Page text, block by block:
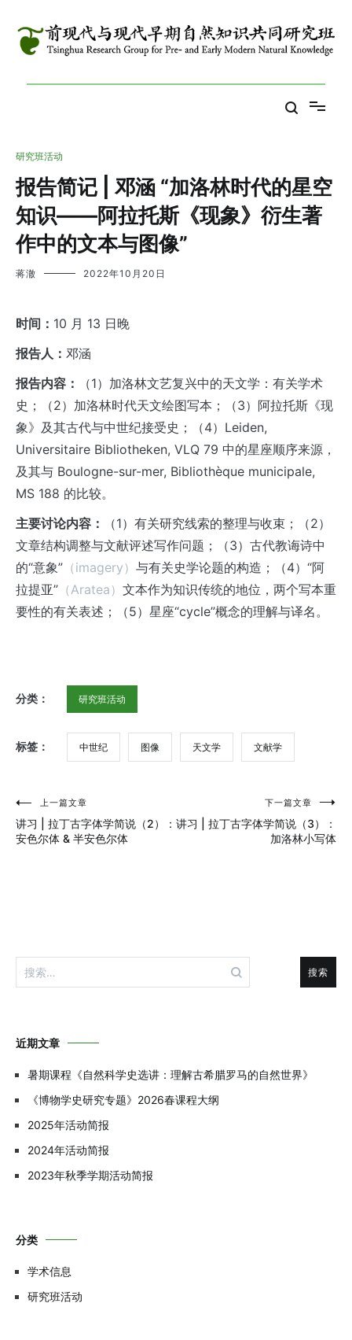
前现代与现代早期自然知识共同研究班
研究班活动
报告简记 | 邓涵 “加洛林时代的星空
知识——阿拉托斯《现象》衍生著
作中的文本与图像”
蒋澈 2022年10月20日
时间： 10 月 13 日晚
报告人： 邓涵
报告内容：
（1）加洛林文艺复兴中的天文学：有关学术
史；（2）加洛林时代天文绘图写本；（3）阿拉托斯《现
象》及其古代与中世纪接受史；（4）Leiden,
Universitaire Bibliotheken, VLQ 79 中的星座顺序来源，
及其与 Boulogne-sur-mer, Bibliothèque municipale,
MS 188 的比较。
主要讨论内容：
（1）有关研究线索的整理与收束；（2）
文章结构调整与文献评述写作问题；（3）古代教诲诗中
的“意象” （imagery） 与有关史学论题的构造；（4）“阿
拉提亚” （Aratea） 文本作为知识传统的地位，两个写本重
要性的有关表述；（5）星座“cycle”概念的理解与译名。
分类： 研究班活动
标签： 中世纪 图像 天文学 文献学
文
章
上一篇文章
讲习 | 拉丁古字体学简说（2）：
安色尔体 & 半安色尔体
下一篇文章
讲习 | 拉丁古字体学简说（3）：
加洛林小写体
搜
索：
近期文章
暑期课程《自然科学史选讲：理解古希腊罗马的自然世界》
《博物学史研究专题》2026春课程大纲
2025年活动简报
2024年活动简报
2023年秋季学期活动简报
分类
学术信息
研究班活动